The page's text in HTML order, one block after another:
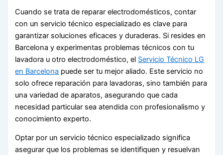
Cuando se trata de reparar electrodomésticos, contar
con un servicio técnico especializado es clave para
garantizar soluciones eficaces y duraderas. Si resides en
Barcelona y experimentas problemas técnicos con tu
lavadora u otro electrodoméstico, el Servicio Técnico LG
en Barcelona puede ser tu mejor aliado. Este servicio no
solo ofrece reparación para lavadoras, sino también para
una variedad de aparatos, asegurando que cada
necesidad particular sea atendida con profesionalismo y
conocimiento experto.
Optar por un servicio técnico especializado significa
asegurar que los problemas se identifiquen y resuelvan